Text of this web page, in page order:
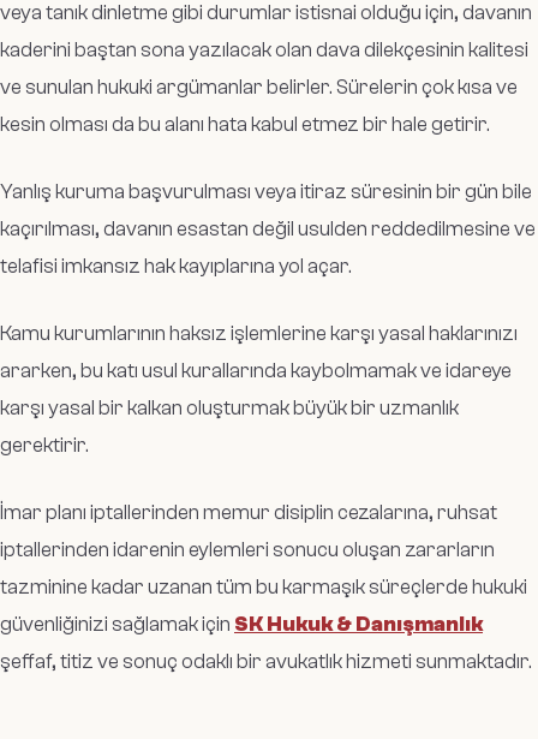
veya tanık dinletme gibi durumlar istisnai olduğu için, davanın
kaderini baştan sona yazılacak olan dava dilekçesinin kalitesi
ve sunulan hukuki argümanlar belirler. Sürelerin çok kısa ve
kesin olması da bu alanı hata kabul etmez bir hale getirir.
Yanlış kuruma başvurulması veya itiraz süresinin bir gün bile
kaçırılması, davanın esastan değil usulden reddedilmesine ve
telafisi imkansız hak kayıplarına yol açar.
Kamu kurumlarının haksız işlemlerine karşı yasal haklarınızı
ararken, bu katı usul kurallarında kaybolmamak ve idareye
karşı yasal bir kalkan oluşturmak büyük bir uzmanlık
gerektirir.
İmar planı iptallerinden memur disiplin cezalarına, ruhsat
iptallerinden idarenin eylemleri sonucu oluşan zararların
tazminine kadar uzanan tüm bu karmaşık süreçlerde hukuki
güvenliğinizi sağlamak için SK Hukuk & Danışmanlık
şeffaf, titiz ve sonuç odaklı bir avukatlık hizmeti sunmaktadır.